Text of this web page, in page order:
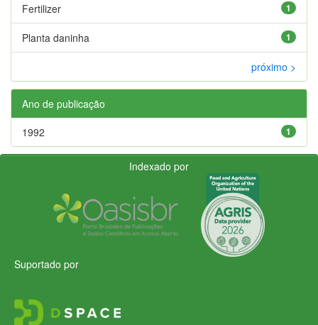
1
Fertilizer
1
Planta daninha
próximo >
Ano de publicação
1
1992
Indexado por
Suportado por